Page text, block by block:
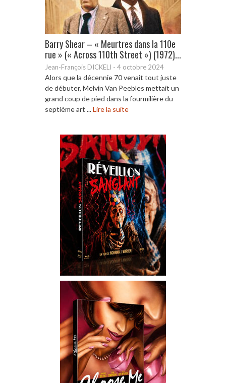
Barry Shear – « Meurtres dans la 110e
rue » (« Across 110th Street ») (1972)...
Jean-François DICKELI - 4 octobre 2024
Alors que la décennie 70 venait tout juste
de débuter, Melvin Van Peebles mettait un
grand coup de pied dans la fourmilière du
septième art ...Lire la suite